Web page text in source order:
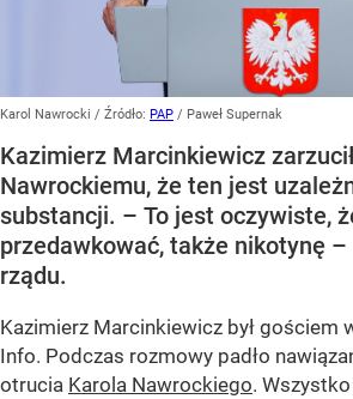
Karol Nawrocki / Źródło: PAP / Paweł Supernak
Kazimierz Marcinkiewicz
Nawrockiemu, że ten jest
substancji. – To jest oczywiste,
przedawkować, także nikotynę –
rządu.
Kazimierz Marcinkiewicz był gościem
Info. Podczas rozmowy padło
otrucia Karola Nawrockiego.